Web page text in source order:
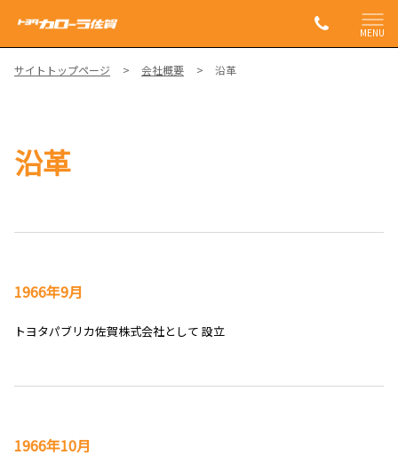
MENU
サイトトップページ 会社概要 沿革
沿革
1966年9月
トヨタパブリカ佐賀株式会社として 設立
1966年10月